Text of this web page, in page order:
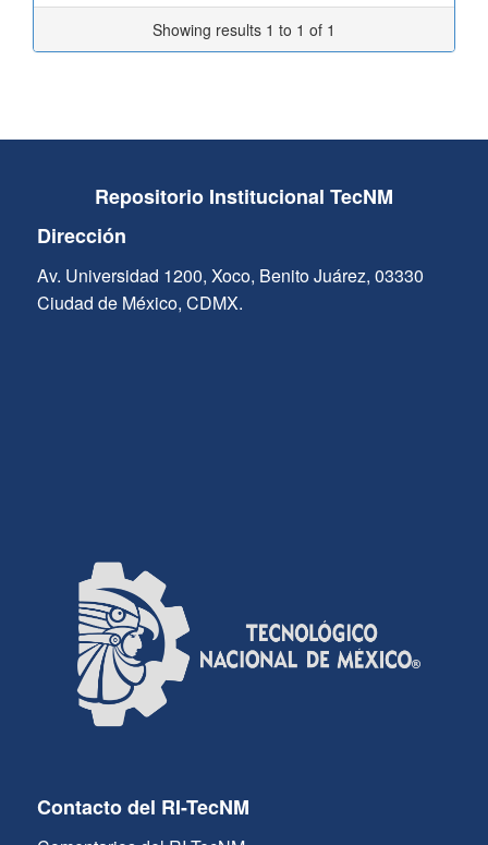
Showing results 1 to 1 of 1
Repositorio Institucional TecNM
Dirección
Av. Universidad 1200, Xoco, Benito Juárez, 03330
Ciudad de México, CDMX.
Contacto del RI-TecNM